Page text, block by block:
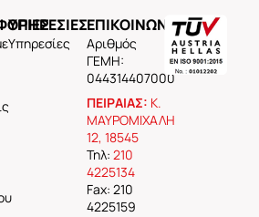
ΥΠΗΡΕΣΙΕΣ
Υπηρεσίες
ΕΠΙΚΟΙΝΩΝΙΑ
Aριθμός
ΓΕΜΗ:
044314407000
ΠΕΙΡΑΙΑΣ: Κ.
ΜΑΥΡΟΜΙΧΑΛΗ
12, 18545
Τηλ: 210
4225134
Fax: 210
4225159